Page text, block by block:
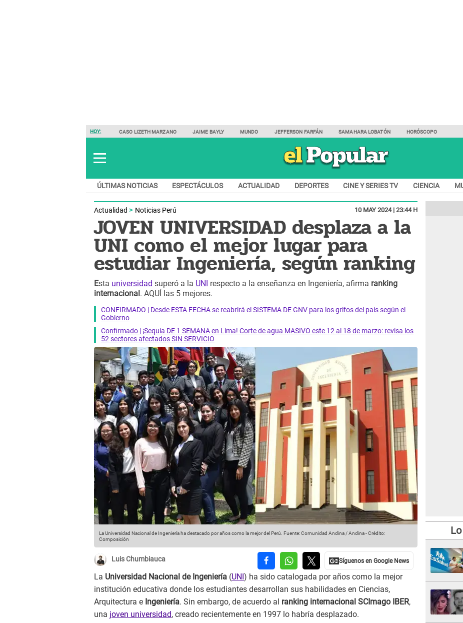
HOY: CASO LIZETH MARZANO JAIME BAYLY MUNDO JEFFERSON FARFÁN SAMAHARA LOBATÓN HORÓSCOPO
ÚLTIMAS NOTICIAS ESPECTÁCULOS ACTUALIDAD DEPORTES CINE Y SERIES TV CIENCIA
Actualidad Noticias Perú 10 MAY 2024 | 23:44 H
JOVEN UNIVERSIDAD desplaza a la
UNI como el mejor lugar para
estudiar Ingeniería, según ranking
Esta universidad superó a la UNI respecto a la enseñanza en Ingeniería, afirma ranking
internacional . AQUÍ las 5 mejores.
CONFIRMADO | Desde ESTA FECHA se reabrirá el SISTEMA DE GNV para los grifos del país según el
Gobierno
Confirmado | ¡Sequía DE 1 SEMANA en Lima! Corte de agua MASIVO este 12 al 18 de marzo: revisa los
52 sectores afectados SIN SERVICIO
La Universidad Nacional de Ingeniería ha destacado por años como la mejor del Perú. Fuente: Comunidad Andina / Andina-Crédito:
Composición
Luis Chumbiauca
La Universidad Nacional de Ingeniería (UNI ) ha sido catalogada por años como la mejor
institución educativa donde los estudiantes desarrollan sus habilidades en Ciencias,
Arquitectura e Ingeniería. Sin embargo, de acuerdo al ranking internacional SCImago IBER,
una joven universidad, creado recientemente en 1997 lo habría desplazado.